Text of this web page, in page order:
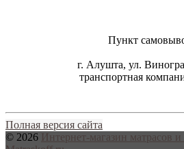
Пункт
г. Алушта, ул.
транспортная
Полная версия сайта
© 2026 Интернет-магазин матрасов